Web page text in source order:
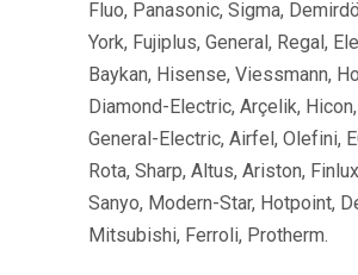
Fluo, Panasonic, Sigma,
York, Fujiplus, General, Regal,
Baykan, Hisense, Viessmann,
Diamond-Electric, Arçelik,
General-Electric, Airfel, Olefini,
Rota, Sharp, Altus, Ariston,
Sanyo, Modern-Star, Hotpoint,
Mitsubishi, Ferroli, Protherm.